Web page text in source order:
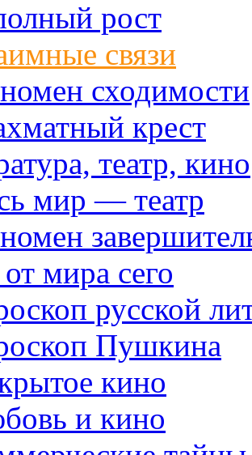
рост
связи
сходимости
крест
театр, кино
мир — театр
мира сего
русской
Пушкина
кино
и кино